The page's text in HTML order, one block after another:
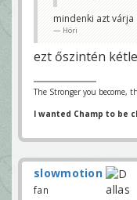
mindenki azt várja
Höri
ezt őszintén
The Stronger you become,
I wanted Champ to be
slowmotion
fan